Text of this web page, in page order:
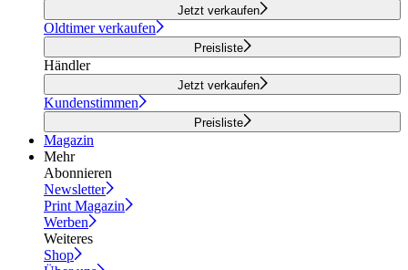
Jetzt verkaufen
Oldtimer verkaufen
Preisliste
Händler
Jetzt verkaufen
Kundenstimmen
Preisliste
Magazin
Mehr
Abonnieren
Newsletter
Print Magazin
Werben
Weiteres
Shop